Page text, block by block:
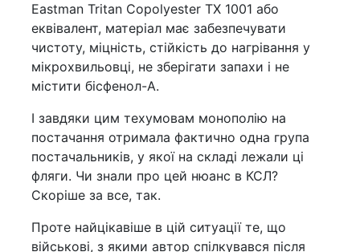
Eastman Tritan Copolyester TX 1001 або
еквівалент, матеріал має забезпечувати
чистоту, міцність, стійкість до нагрівання у
мікрохвильовці, не зберігати запахи і не
містити бісфенол-А.
І завдяки цим техумовам монополію на
постачання отримала фактично одна група
постачальників, у якої на складі лежали ці
фляги. Чи знали про цей нюанс в КСЛ?
Скоріше за все, так.
Проте найцікавіше в цій ситуації те, що
військові, з якими автор спілкувався після